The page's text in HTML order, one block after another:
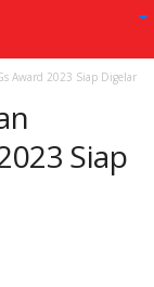
Award 2023 Siap Digelar
Siap